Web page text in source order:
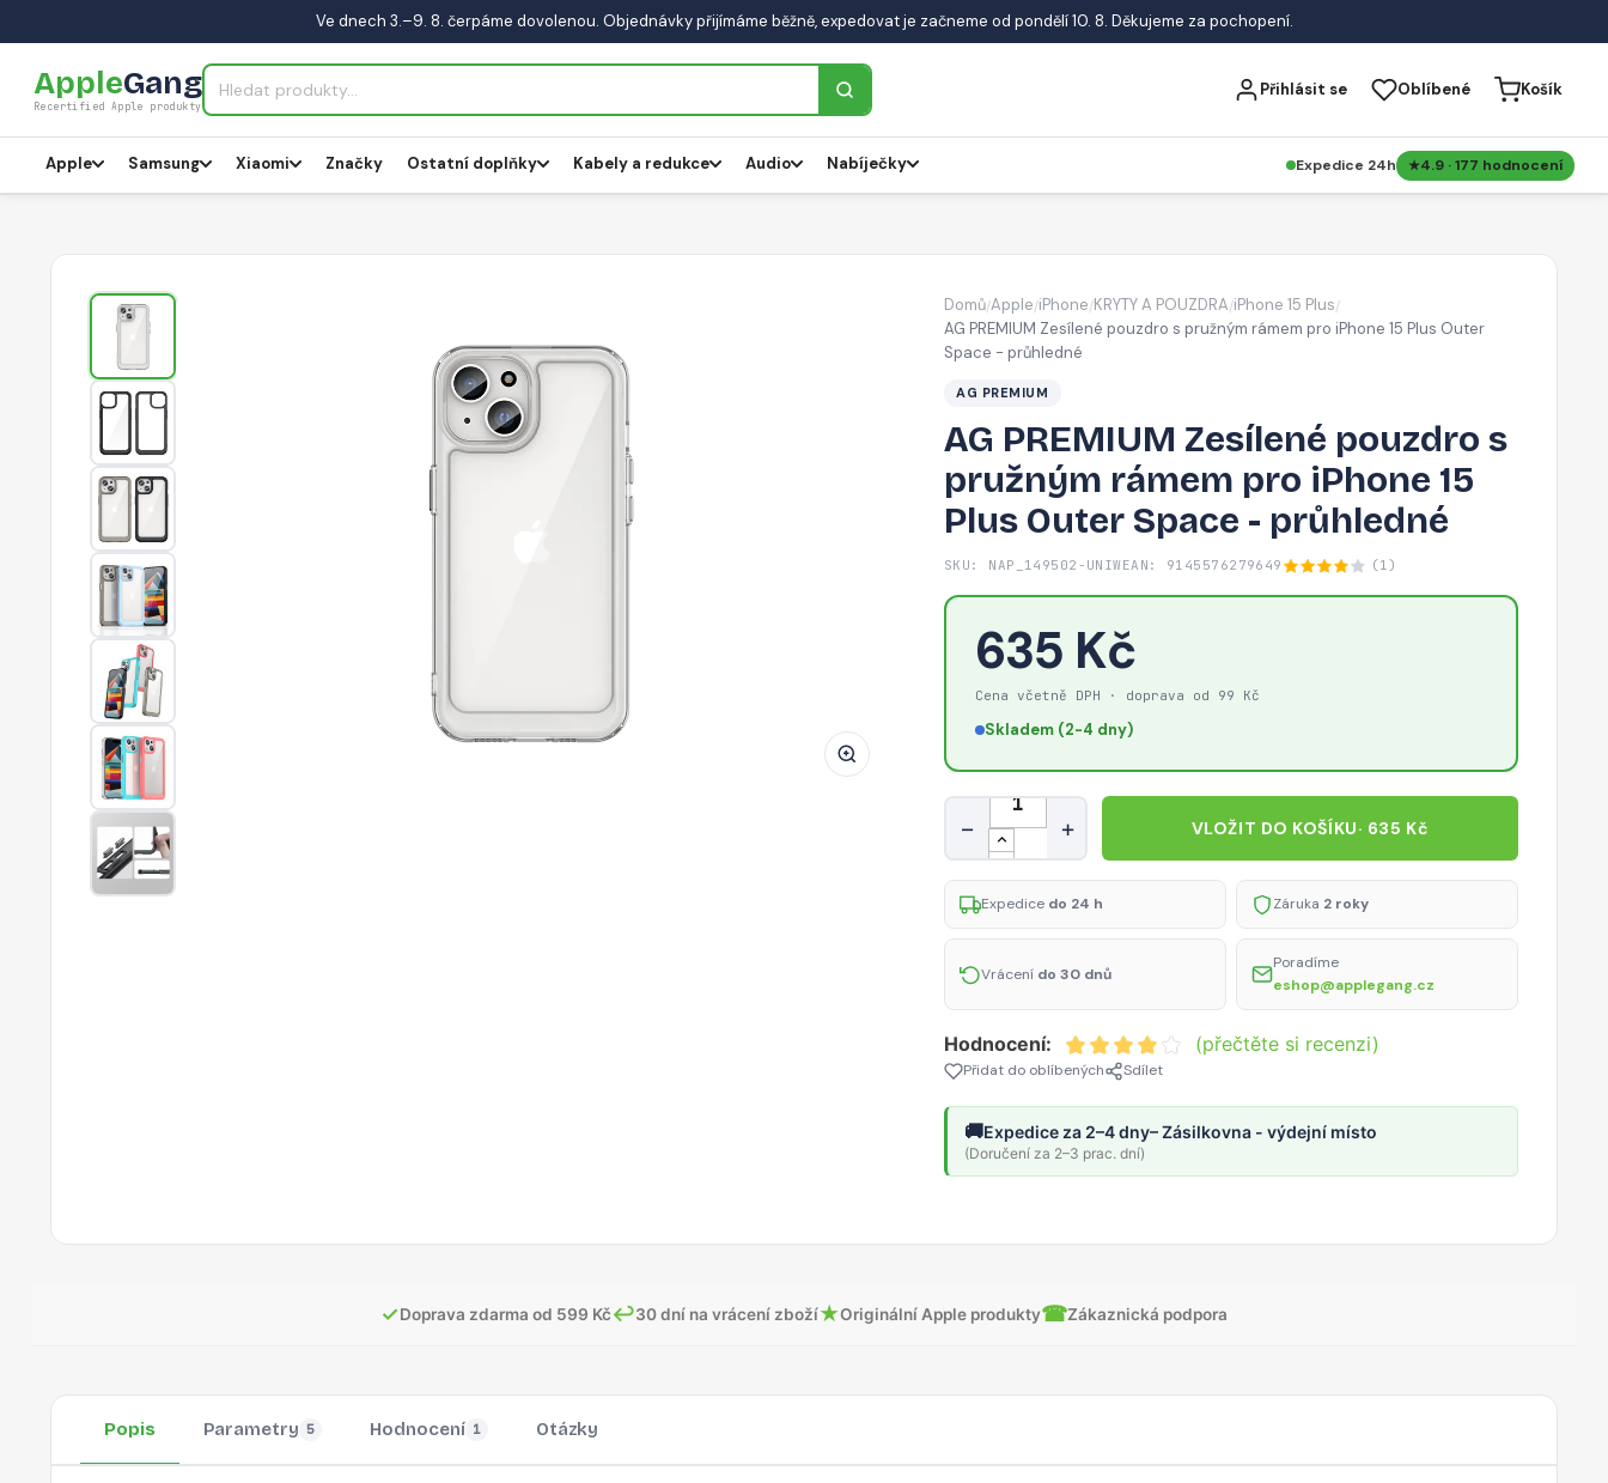
Ve dnech 3.–9. 8. čerpáme dovolenou. Objednávky přijímáme běžně, expedovat je začneme od pondělí 10. 8. Děkujeme za pochopení.
AppleGang
Recertified Apple produkty
Přihlásit se Oblíbené Košík
Apple Samsung Xiaomi Značky Ostatní doplňky Kabely a redukce Audio Nabíječky Expedice 24h 4.9 · 177 hodnocení
pružným
rámem
Domů/Apple/iPhone/KRYTY A POUZDRA/iPhone 15 Plus/
AG PREMIUM Zesílené pouzdro s pružným rámem pro iPhone 15 Plus Outer
Space - průhledné
AG PREMIUM
AG PREMIUM Zesílené pouzdro s
pružným rámem pro iPhone 15
Plus Outer Space - průhledné
SKU: NAP_149502-UNIWEAN: 9145576279649 (1)
635 Kč
Cena včetně DPH · doprava od 99 Kč
Skladem (2-4 dny)
Množství
− + VLOŽIT DO KOŠÍKU· 635 Kč
Expedice do 24 h Záruka 2 roky
Vrácení do 30 dnů
Poradíme
eshop@applegang.cz
Hodnocení: (přečtěte si recenzi)
Přidat do oblíbených Sdílet
🚚Expedice za 2–4 dny– Zásilkovna - výdejní místo
(Doručení za 2–3 prac. dní)
✓Doprava zdarma od 599 Kč↩30 dní na vrácení zboží★Originální Apple produkty☎Zákaznická podpora
Popis Parametry 5 Hodnocení 1 Otázky